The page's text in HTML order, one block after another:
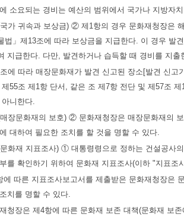
소요되는 경비는 예산의 범위에서 국가나 지방자
가 귀속과 보상금) ② 제1항의 경우 문화재청장은
법」제13조에 따라 보상금을 지급한다. 이 경우
지급한다. 다만, 발견하거나 습득할 때 경비를 지
에 따라 매장문화재가 발견 신고된 장소[발견 신고
제55조 제1항 단서, 같은 조 제7항 전단 및 제57조
니한다.
장문화재의 보호) ② 문화재청장은 매장문화재의
대하여 필요한 조치를 할 것을 명할 수 있다.
화재 지표조사) ① 대통령령으로 정하는 건설공사
를 확인하기 위하여 문화재 지표조사(이하 "지표조
따른 지표조사보고서를 제출받은 문화재청장은
치를 명할 수 있다.
청장은 제4항에 따른 문화재 보존 대책(문화재 보